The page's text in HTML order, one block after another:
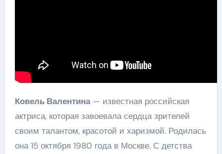
Ковель Валентина— известная российская
актриса, которая завоевала сердца зрителей
своим талантом, красотой и харизмой. Родилась
она 15 октября 1980 года в Москве. С детства